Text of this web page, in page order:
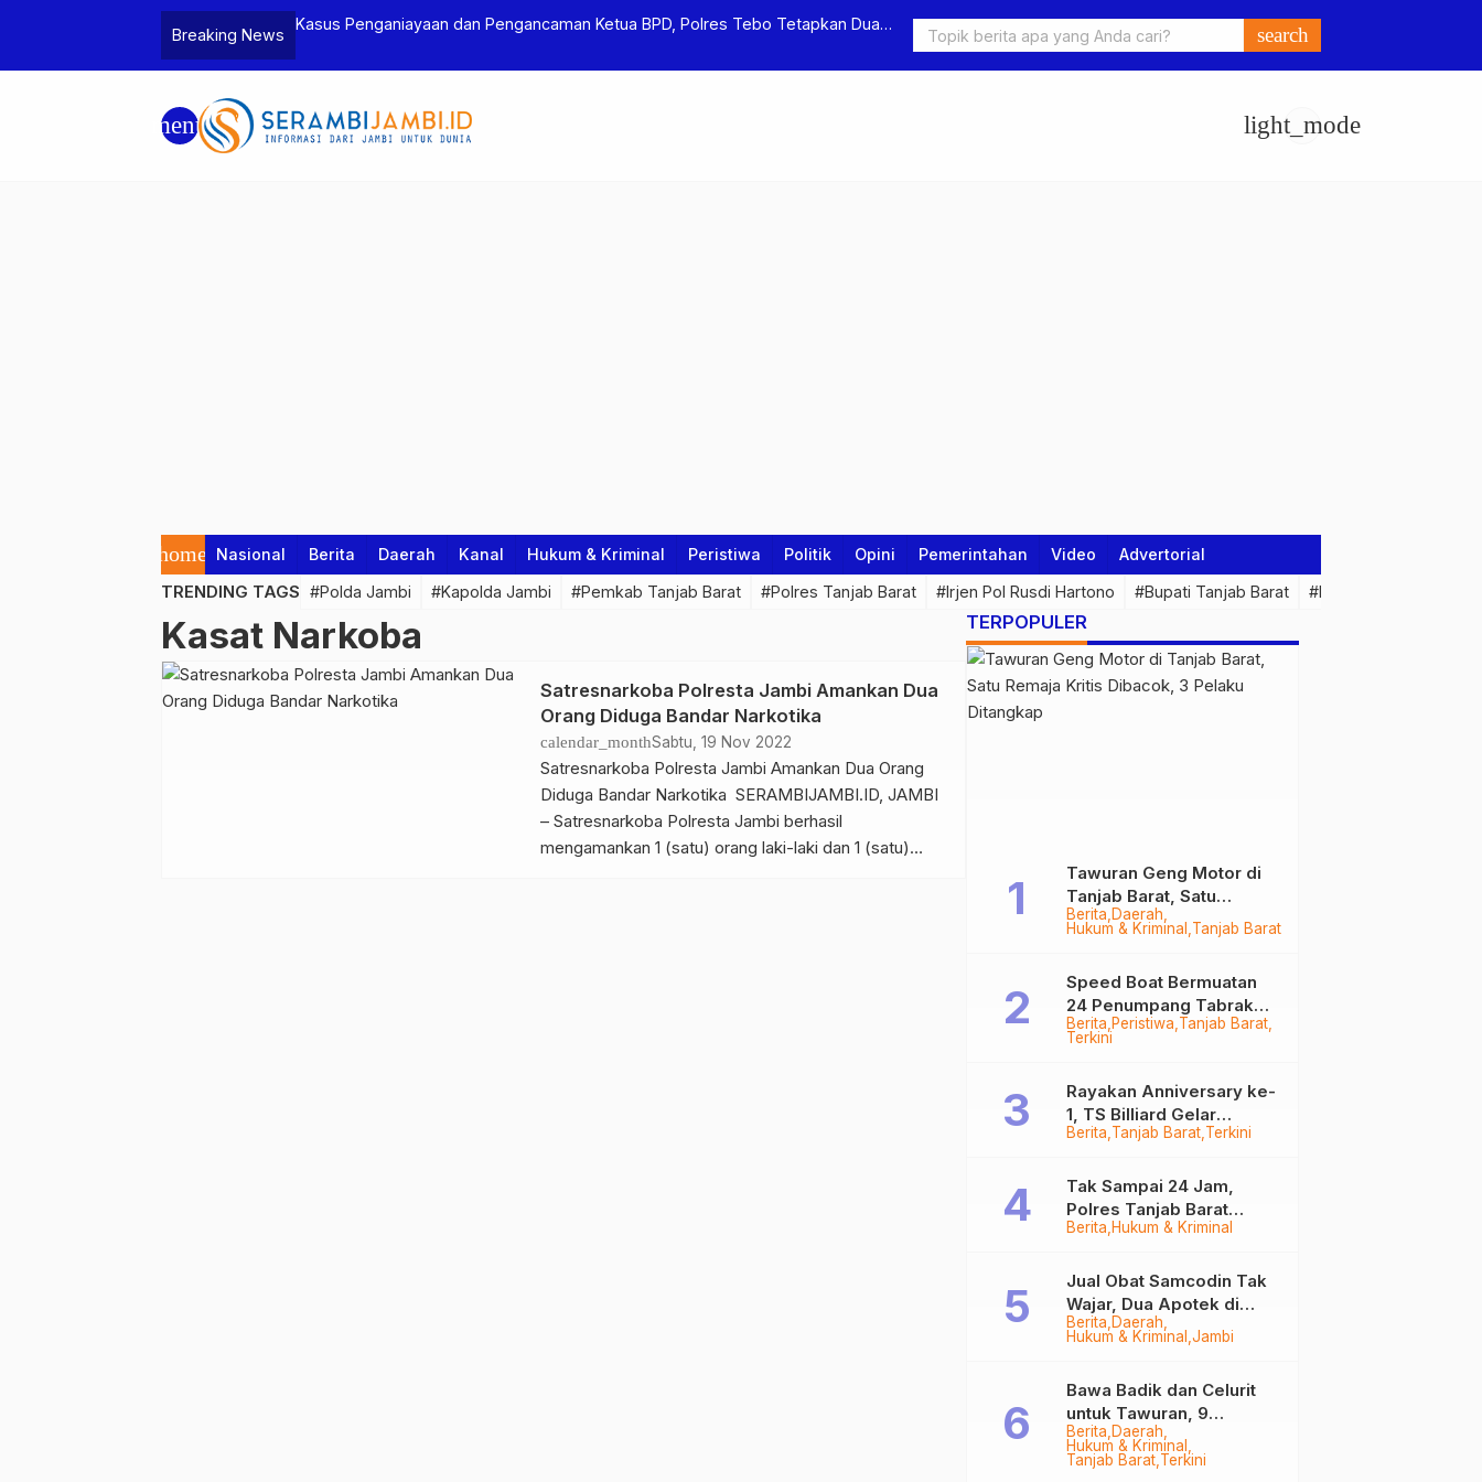
Breaking News
Kasus Penganiayaan dan Pengancaman Ketua BPD, Polres Tebo Tetapkan Dua
Polres Tebo Ungkap Kasus Pengeroyokan dan Penganiayaan, Dua Pelaku
Pengeroyokan di Sumay Ditahan
search
menu light_mode
home Nasional Berita Daerah Kanal Hukum & Kriminal Peristiwa Politik Opini Pemerintahan Video Advertorial
TRENDING TAGS #Polda Jambi #Kapolda Jambi #Pemkab Tanjab Barat #Polres Tanjab Barat #Irjen Pol Rusdi Hartono #Bupati Tanjab Barat #Pemprov Jambi
Kasat Narkoba
Satresnarkoba Polresta Jambi Amankan Dua
Orang Diduga Bandar Narkotika
calendar_monthSabtu, 19 Nov 2022
Satresnarkoba Polresta Jambi Amankan Dua Orang
Diduga Bandar Narkotika SERAMBIJAMBI.ID, JAMBI
– Satresnarkoba Polresta Jambi berhasil
mengamankan 1 (satu) orang laki-laki dan 1 (satu)
TERPOPULER
Berita Daerah
Hukum & Kriminal Tanjab Barat
Tawuran Geng Motor di
Tanjab Barat, Satu
Remaja Kritis Dibacok, 3
Pelaku Ditangkap
Berita Peristiwa Tanjab Barat
Terkini
Speed Boat Bermuatan
24 Penumpang Tabrak
Togok di Kuala Tungkal,
Berita Tanjab Barat Terkini
Rayakan Anniversary ke-
1, TS Billiard Gelar
Turnamen 9 Ball
Berita Hukum & Kriminal
Tak Sampai 24 Jam,
Polres Tanjab Barat
Ringkus Komplotan
Tungkal
Berita Daerah
Hukum & Kriminal Jambi
Jual Obat Samcodin Tak
Wajar, Dua Apotek di
Tanjab Barat Disegel
Berita Daerah
Hukum & Kriminal
Tanjab Barat Terkini
Bawa Badik dan Celurit
untuk Tawuran, 9
Anggota Geng Motor di
Tanjab Barat Diringkus